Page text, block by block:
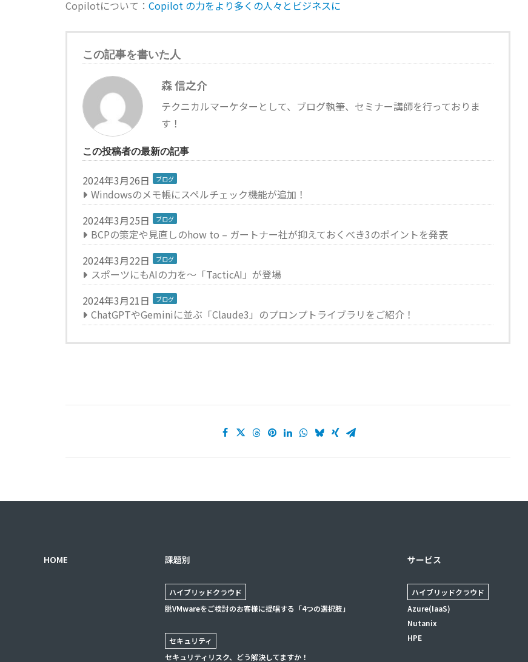
Copilotについて： Copilot の力をより多くの人々とビジネスに
この記事を書いた人
森 信之介
テクニカルマーケターとして、ブログ執筆、セミナー講師を行っておりま
す！
この投稿者の最新の記事
2024年3月26日 ブログ
Windowsのメモ帳にスペルチェック機能が追加！
2024年3月25日
ブログ
BCPの策定や見直しのhow to – ガートナー社が抑えておくべき3のポイントを発表
2024年3月22日
ブログ
スポーツにもAIの力を～「TacticAI」が登場
2024年3月21日
ブログ
ChatGPTやGeminiに並ぶ「Claude3」のプロンプトライブラリをご紹介！
HOME 課題別
ハイブリッドクラウド
脱VMwareをご検討のお客様に提唱する「4つの選択肢」
セキュリティ
セキュリティリスク、どう解決してますか！
サービス
ハイブリッドクラウド
Azure(IaaS)
Nutanix
HPE